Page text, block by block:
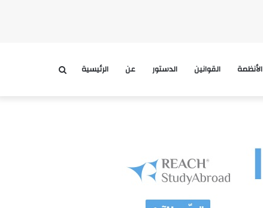
الرئيسية عن الدستور القوانين الأنظمة بحث